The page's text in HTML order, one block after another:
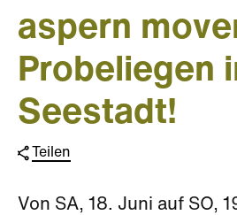
aspern
Probeliegen
Seestadt!
Teilen
Von SA, 18. Juni auf SO,